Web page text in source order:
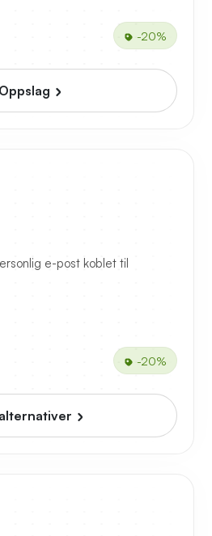
-20%
Oppslag
e-post koblet til
-20%